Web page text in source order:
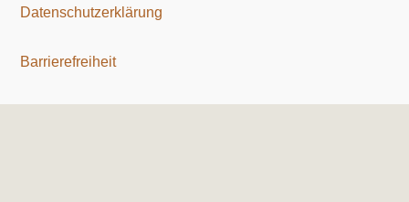
Datenschutzerklärung
Barrierefreiheit